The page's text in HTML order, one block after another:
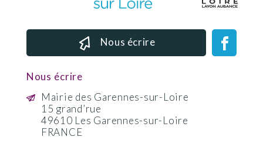
Nous écrire
Nous écrire
Mairie des Garennes-sur-Loire
15 grand’rue
49610 Les Garennes-sur-Loire
FRANCE